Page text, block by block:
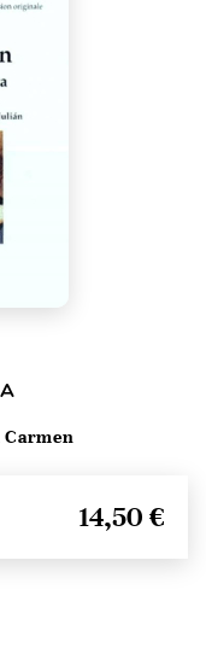
Carmen
14,50 €